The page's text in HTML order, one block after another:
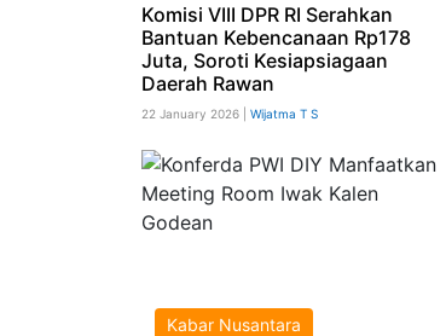
Komisi VIII DPR RI Serahkan
Bantuan Kebencanaan Rp178
Juta, Soroti Kesiapsiagaan
Daerah Rawan
22 January 2026 | Wijatma T S
Kabar Nusantara